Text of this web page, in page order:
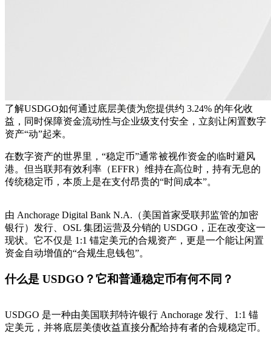
了解USDGO如何通过底层美债为您提供约 3.24% 的年化收
益，同时保障资金流动性与企业级支付安全，立刻让闲置数字
资产“动”起来。
在数字资产的世界里，“稳定币”通常被视作资金的临时避风
港。但当联邦有效利率（EFFR）维持在高位时，持有无息的
传统稳定币，本质上是在支付昂贵的“时间成本”。
由 Anchorage Digital Bank N.A.（美国首家受联邦监管的加密
银行）发行、OSL 集团运营及分销的 USDGO，正在改变这一
现状。它不仅是 1:1 锚定美元的合规资产，更是一个能让闲置
资金自动增值的“合规生息钱包”。
什么是 USDGO？它和普通稳定币有何不同？
USDGO 是一种由美国联邦特许银行 Anchorage 发行、1:1 锚
定美元，并将底层美债收益直接分配给持有者的合规稳定币。